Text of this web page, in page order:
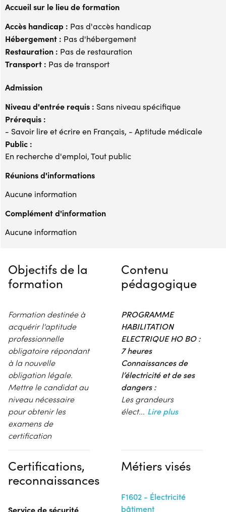
Accueil sur le lieu de formation
Accès handicap : Pas d'accès handicap
Hébergement : Pas d'hébergement
Restauration : Pas de restauration
Transport : Pas de transport
Admission
Niveau d'entrée requis : Sans niveau spécifique
Prérequis :
- Savoir lire et écrire en Français, - Aptitude médicale
Public :
En recherche d'emploi, Tout public
Réunions d'informations
Aucune information
Complément d'information
Aucune information
Objectifs de la
formation
Formation destinée à
acquérir l'aptitude
professionnelle
obligatoire répondant
à la nouvelle
obligation légale.
Mettre le candidat au
niveau nécessaire
pour obtenir les
examens de
certification
Contenu
pédagogique
PROGRAMME
HABILITATION
ELECTRIQUE HO BO :
7 heures
Connaissances de
l’électricité et de ses
dangers :
Les grandeurs
élect... Lire plus
Certifications,
reconnaissances
Service de sécurité
Métiers visés
F1602 - Électricité
bâtiment